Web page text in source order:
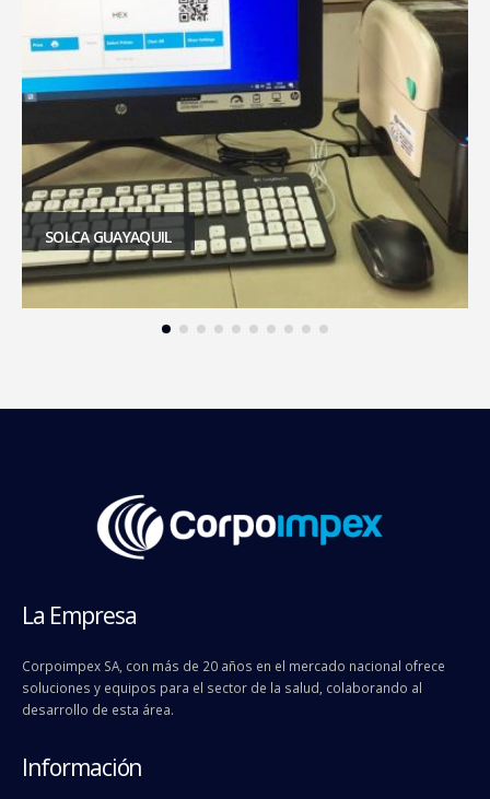
SOLCA GUAYAQUIL
CONGRESO NACIONAL SOLCA-CUENCA
La Empresa
Corpoimpex SA, con más de 20 años en el mercado nacional ofrece
soluciones y equipos para el sector de la salud, colaborando al
desarrollo de esta área.
Información